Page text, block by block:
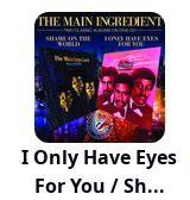
I Only Have Eyes
For You / Sh...